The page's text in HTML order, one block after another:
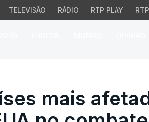
TELEVISÃO RÁDIO RTP PLAY
mais
mais